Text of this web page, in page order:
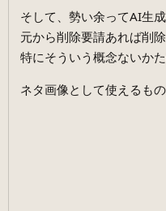
そして、勢い余ってAI生
元から削除要請あれば削除
特にそういう概念ないかた
ネタ画像として使えるもの